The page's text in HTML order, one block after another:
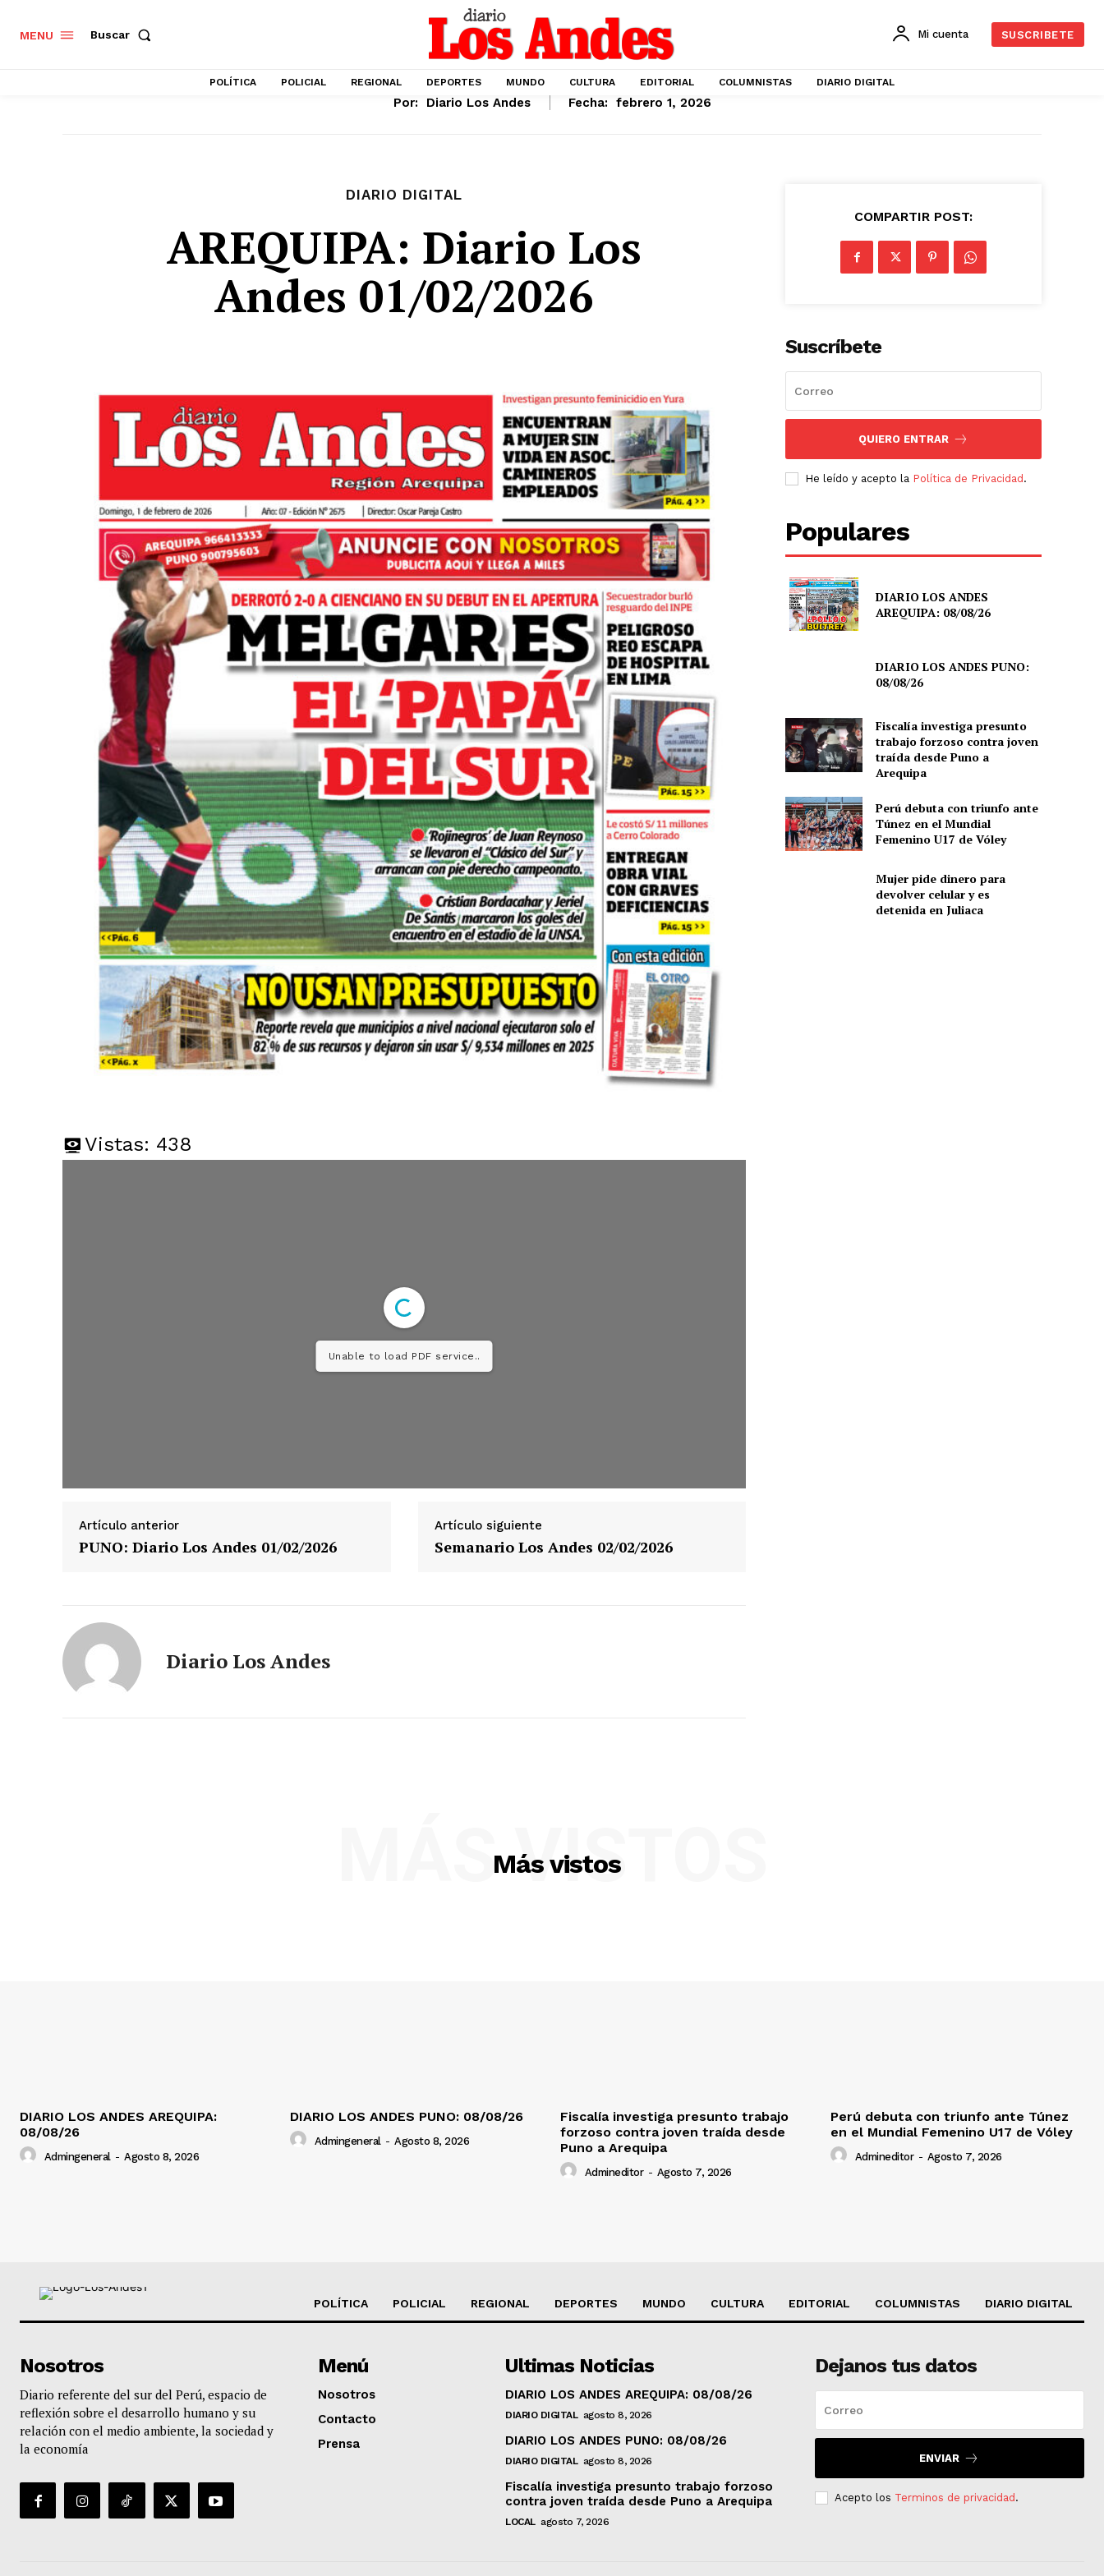
MENU Buscar Mi cuenta SUSCRIBETE
POLÍTICA POLICIAL REGIONAL DEPORTES MUNDO CULTURA EDITORIAL COLUMNISTAS DIARIO DIGITAL
Por: Diario Los Andes Fecha: febrero 1, 2026
DIARIO DIGITAL
AREQUIPA: Diario Los
Andes 01/02/2026
Vistas: 438
Unable to load PDF service..
Artículo anterior
PUNO: Diario Los Andes 01/02/2026
Artículo siguiente
Semanario Los Andes 02/02/2026
Diario Los Andes
COMPARTIR POST:
Suscríbete
QUIERO ENTRAR
He leído y acepto la Política de Privacidad .
Populares
DIARIO LOS ANDES
AREQUIPA: 08/08/26
DIARIO LOS ANDES PUNO:
08/08/26
Fiscalía investiga presunto
trabajo forzoso contra joven
traída desde Puno a
Arequipa
Perú debuta con triunfo ante
Túnez en el Mundial
Femenino U17 de Vóley
Mujer pide dinero para
devolver celular y es
detenida en Juliaca
Más vistos
MÁS VISTOS
DIARIO LOS ANDES AREQUIPA:
08/08/26
Admingeneral - Agosto 8, 2026
DIARIO LOS ANDES PUNO: 08/08/26
Admingeneral - Agosto 8, 2026
Fiscalía investiga presunto trabajo
forzoso contra joven traída desde
Puno a Arequipa
Admineditor - Agosto 7, 2026
Perú debuta con triunfo ante Túnez
en el Mundial Femenino U17 de Vóley
Admineditor - Agosto 7, 2026
POLÍTICA POLICIAL REGIONAL DEPORTES MUNDO CULTURA EDITORIAL COLUMNISTAS DIARIO DIGITAL
Nosotros
Diario referente del sur del Perú, espacio de
reflexión sobre el desarrollo humano y su
relación con el medio ambiente, la sociedad y
la economía
Menú
Nosotros
Contacto
Prensa
Ultimas Noticias
DIARIO LOS ANDES AREQUIPA: 08/08/26
DIARIO DIGITAL agosto 8, 2026
DIARIO LOS ANDES PUNO: 08/08/26
DIARIO DIGITAL agosto 8, 2026
Fiscalía investiga presunto trabajo forzoso
contra joven traída desde Puno a Arequipa
LOCAL agosto 7, 2026
Dejanos tus datos
ENVIAR
Acepto los Terminos de privacidad .